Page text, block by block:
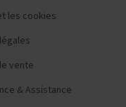
les cookies
vente
& Assistance